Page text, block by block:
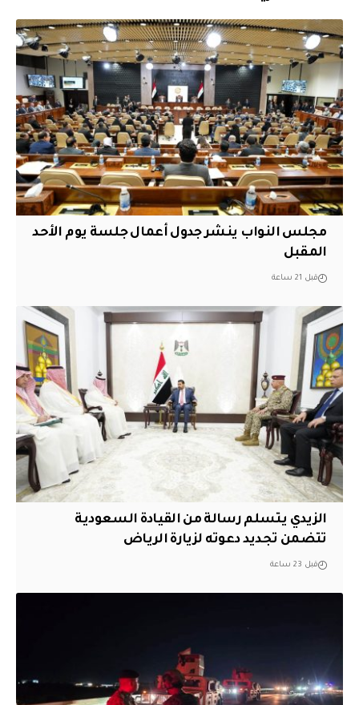
مجلس النواب ينشر جدول أعمال جلسة يوم الأحد
المقبل
قبل 21 ساعة
الزيدي يتسلم رسالة من القيادة السعودية
تتضمن تجديد دعوته لزيارة الرياض
قبل 23 ساعة